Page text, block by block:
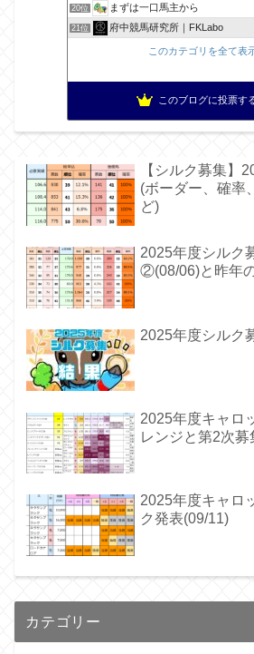
20位 まずは一口馬主から
21位 府中競馬研究所｜FKLabo
このカテゴリを全て表
このブログに投票す
【シルク募集】
(ボーダー、確率
ど)
2025年度シルク
②(08/06)と昨年
2025年度シルク
2025年度キャロ
レンジと第2次募
2025年度キャロ
ク発表(09/11)
カテゴリー